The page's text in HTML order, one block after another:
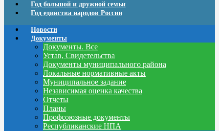
Год большой и дружной семьи
Год единства народов России
Новости
Документы
Документы. Все
Устав, Свидетельства
Документы муниципального района
Локальные нормативные акты
Муниципальное задание
Независимая оценка качества
Отчеты
Планы
Профсоюзные документы
Республиканские НПА